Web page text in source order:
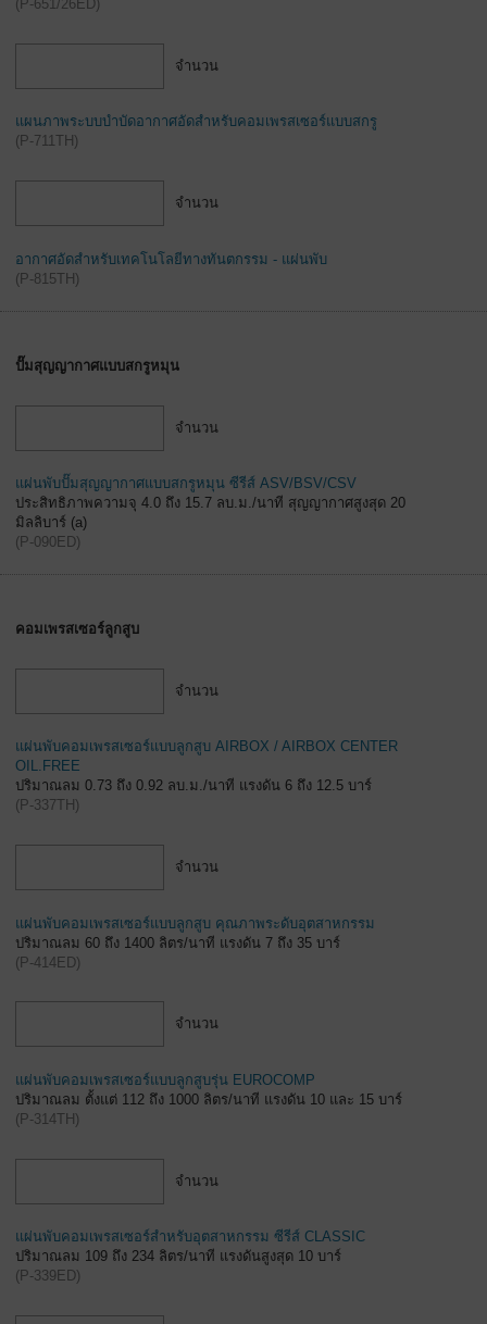
( P-651/26ED
จำนวน
แผนภาพระบบบำบัดอากาศอัดสำหรับคอมเพรสเซอร์แบบสกรู
(P-711TH )
จำนวน
อากาศอัดสำหรับเทคโนโลยีทางทันตกรรม - แผ่นพับ
(P-815TH)
ปั๊มสุญญากาศแบบสกรูหมุน
จำนวน
แผ่นพับปั๊มสุญญากาศแบบสกรูหมุน ซีรีส์ ASV/BSV/CSV
ประสิทธิภาพความจุ 4.0 ถึง 15.7 ลบ.ม./นาที สุญญากาศสูงสุด 20
มิลลิบาร์ (a)
(P-090ED)
คอมเพรสเซอร์ลูกสูบ
จำนวน
แผ่นพับคอมเพรสเซอร์แบบลูกสูบ AIRBOX / AIRBOX CENTER
OIL.FREE
ปริมาณลม 0.73 ถึง 0.92 ลบ.ม./นาที แรงดัน 6 ถึง 12.5 บาร์
(P-337TH )
จำนวน
แผ่นพับคอมเพรสเซอร์แบบลูกสูบ คุณภาพระดับอุตสาหกรรม
ปริมาณลม 60 ถึง 1400 ลิตร/นาที แรงดัน 7 ถึง 35 บาร์
(P-414ED)
จำนวน
แผ่นพับคอมเพรสเซอร์แบบลูกสูบรุ่น EUROCOMP
ปริมาณลม ตั้งแต่ 112 ถึง 1000 ลิตร/นาที แรงดัน 10 และ 15 บาร์
(P-314TH )
จำนวน
แผ่นพับคอมเพรสเซอร์สำหรับอุตสาหกรรม ซีรีส์ CLASSIC
ปริมาณลม 109 ถึง 234 ลิตร/นาที แรงดันสูงสุด 10 บาร์
(P-339ED)